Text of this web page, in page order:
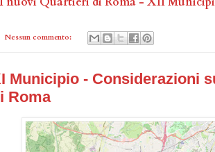
Nessun commento:
Municipio - Considerazioni
Roma